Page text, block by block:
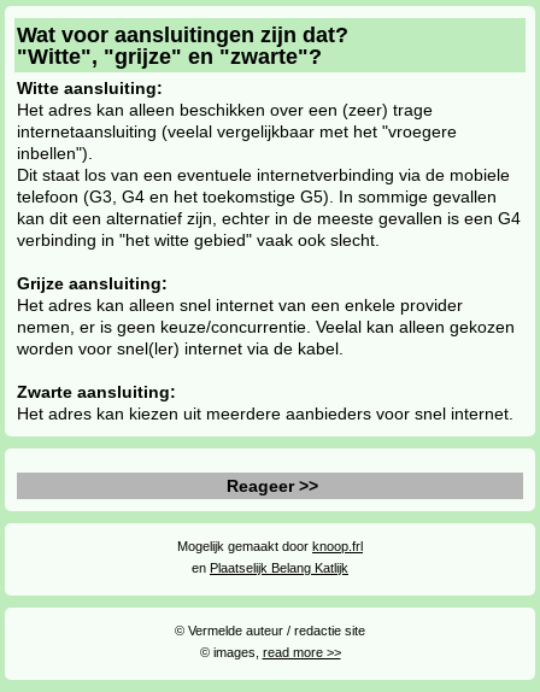
Wat voor aansluitingen zijn dat?
"Witte", "grijze" en "zwarte"?
Witte aansluiting:
Het adres kan alleen beschikken over een (zeer) trage
internetaansluiting (veelal vergelijkbaar met het "vroegere
inbellen").
Dit staat los van een eventuele internetverbinding via de mobiele
telefoon (G3, G4 en het toekomstige G5). In sommige gevallen
kan dit een alternatief zijn, echter in de meeste gevallen is een G4
verbinding in "het witte gebied" vaak ook slecht.
Grijze aansluiting:
Het adres kan alleen snel internet van een enkele provider
nemen, er is geen keuze/concurrentie. Veelal kan alleen gekozen
worden voor snel(ler) internet via de kabel.
Zwarte aansluiting:
Het adres kan kiezen uit meerdere aanbieders voor snel internet.
Reageer >>
Mogelijk gemaakt door knoop.frl
en Plaatselijk Belang Katlijk
© Vermelde auteur / redactie site
© images, read more >>